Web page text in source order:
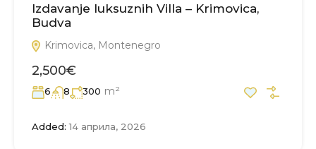
Izdavanje luksuznih Villa – Krimovica,
Budva
Krimovica, Montenegro
2,500€
6 8 300 m²
Added: 14 априла, 2026